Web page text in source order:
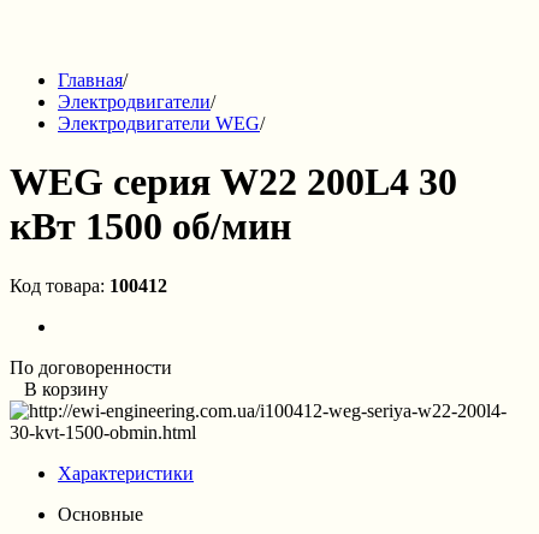
Главная/
Электродвигатели/
Электродвигатели WEG/
WEG серия W22 200L4 30
кВт 1500 об/мин
Код товара: 100412
По договоренности
В корзину
Характеристики
Основные